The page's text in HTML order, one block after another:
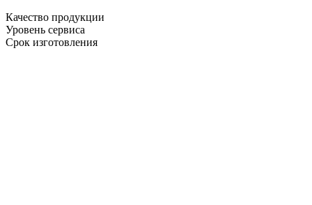
Качество продукции
Уровень сервиса
Срок изготовления